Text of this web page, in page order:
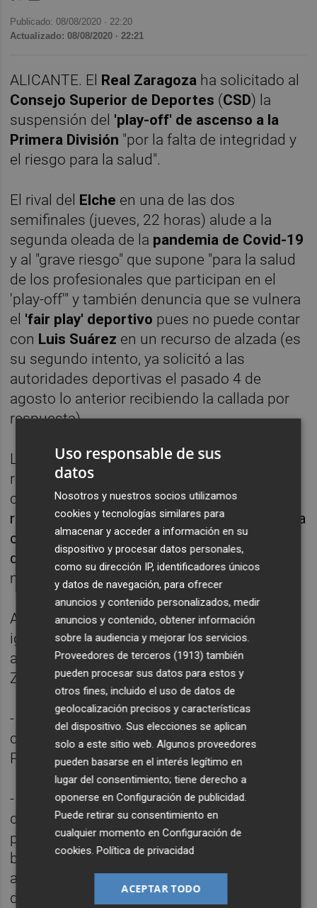
Publicado: 08/08/2020 · 22:20
Actualizado: 08/08/2020 · 22:21
ALICANTE. El Real Zaragoza ha solicitado al
Consejo Superior de Deportes (CSD) la
suspensión del 'play-off' de ascenso a la
Primera División "por la falta de integridad y
el riesgo para la salud".
El rival del Elche en una de las dos
semifinales (jueves, 22 horas) alude a la
segunda oleada de la pandemia de Covid-19
y al "grave riesgo" que supone "para la salud
de los profesionales que participan en el
'play-off'" y también denuncia que se vulnera
el 'fair play' deportivo pues no puede contar
con Luis Suárez en un recurso de alzada (es
su segundo intento, ya solicitó a las
autoridades deportivas el pasado 4 de
agosto lo anterior recibiendo la callada por
respuesta).
Los blanquillos reiteran que el "excesivo
retraso" en la disputa del 'play-off' les ha
causado"un daño deportivo de imposible
reparación" (elWatfordno aceptó prorrogar la
cesión del delantero hispano-colombiano)
que les deja, en su opinión, en"inferioridad
manifiesta sin incumplir ninguna regla".
Ante lo que considera "una evidente falta de
igualdad de oportunidades y la consiguiente
adulteración de la competición" el Real
Zaragoza propone tres soluciones:
- el ascenso de los seis primeros
clasificados y una Liga de 23 equipos en
Primera en la 2020/21.
- que el 'play-off' se dispute en los
despachos, dándose todos los encuentros
por acabados con empate a cero, lo que
beneficiaría a los blanquillos pues
ascenderían ellos al contar con mejor
derecho deportivo (terminaron terceros la
Uso responsable de sus
datos
Nosotros y nuestros socios utilizamos
cookies y tecnologías similares para
almacenar y acceder a información en su
dispositivo y procesar datos personales,
como su dirección IP, identificadores únicos
y datos de navegación, para ofrecer
anuncios y contenido personalizados, medir
anuncios y contenido, obtener información
sobre la audiencia y mejorar los servicios.
Proveedores de terceros (1913) también
pueden procesar sus datos para estos y
otros fines, incluido el uso de datos de
geolocalización precisos y características
del dispositivo. Sus elecciones se aplican
solo a este sitio web. Algunos proveedores
pueden basarse en el interés legítimo en
lugar del consentimiento; tiene derecho a
oponerse enConfiguración de publicidad.
Puede retirar su consentimiento en
cualquier momento enConfiguración de
cookies.Política de privacidad
ACEPTAR TODO